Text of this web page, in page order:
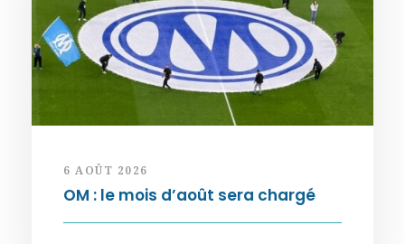
6 AOÛT 2026
OM : le mois d’août sera chargé